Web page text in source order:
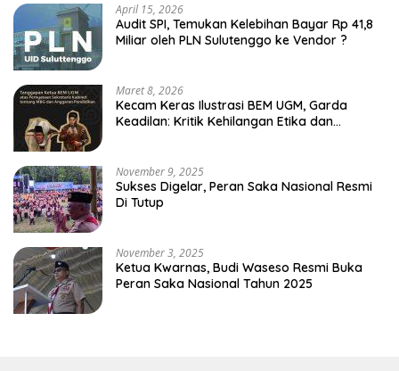
April 15, 2026
Audit SPI, Temukan Kelebihan Bayar Rp 41,8
Miliar oleh PLN Sulutenggo ke Vendor ?
Maret 8, 2026
Kecam Keras Ilustrasi BEM UGM, Garda
Keadilan: Kritik Kehilangan Etika dan
November 9, 2025
Sukses Digelar, Peran Saka Nasional Resmi
Di Tutup
November 3, 2025
Ketua Kwarnas, Budi Waseso Resmi Buka
Peran Saka Nasional Tahun 2025